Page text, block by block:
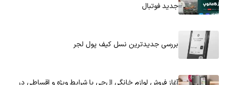
جدید فوتبال
بررسی جدیدترین نسل کیف پول لجر
آغاز فروش لوازم خانگی ال‌جی با شرایط ویژه و اقساطی در